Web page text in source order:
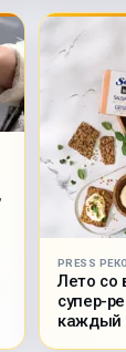
PRESS
Лето со
супер-
каждый